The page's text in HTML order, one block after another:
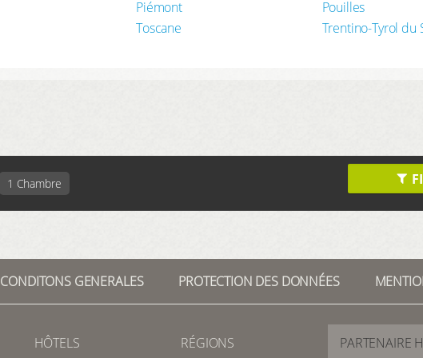
Piémont
Pouilles
Toscane
Trentino-Tyrol du
1 Chambre
CONDITONS GENERALES PROTECTION DES DONNÉES
HÔTELS RÉGIONS PARTENAIRE